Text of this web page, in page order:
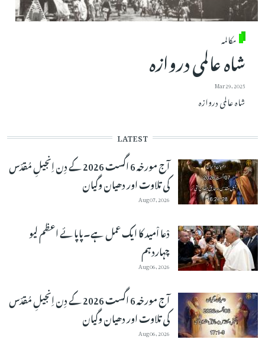
مکالمہ
شاہ عالمی دروازہ
Mar 29, 2025
شاہ عالمی دروازہ
LATEST
آج مورخہ 6 اگست 2026 کے دِن اِنجیلِ مُقدّس
کی تلاوت اور دھیان وگیان
Aug 07, 2026
دْعا اْمید کا ایک عمل ہے۔پاپائے اعظم لیو
چہاردہم
Aug 06, 2026
آج مورخہ 6 اگست 2026 کے دِن اِنجیلِ مُقدّس
کی تلاوت اور دھیان وگیان
Aug 06, 2026